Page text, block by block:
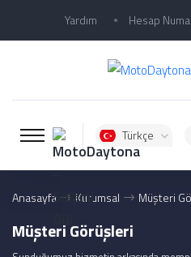
Yardım Hesap
Türkçe
Anasayfa Kurumsal Müşteri
Müşteri Görüşleri